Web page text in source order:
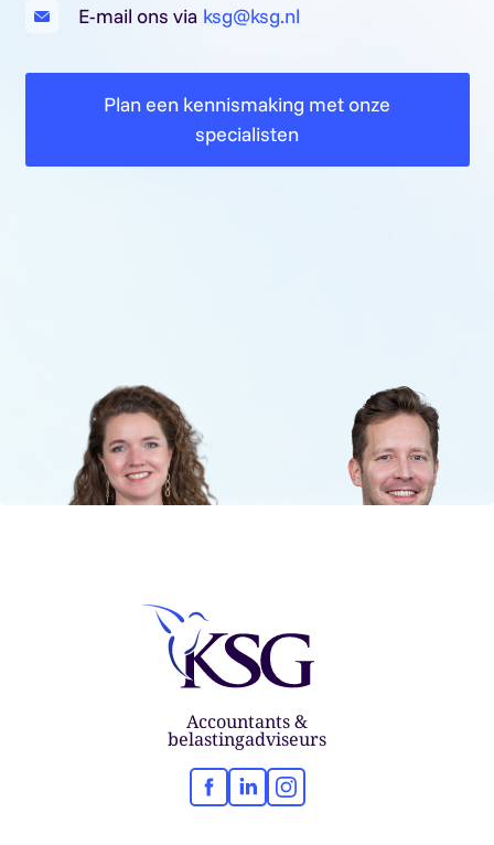
E-mail ons via ksg@ksg.nl
Plan een kennismaking met onze
specialisten
Accountants &
belastingadviseurs
Facebook
LinkedInInstagram